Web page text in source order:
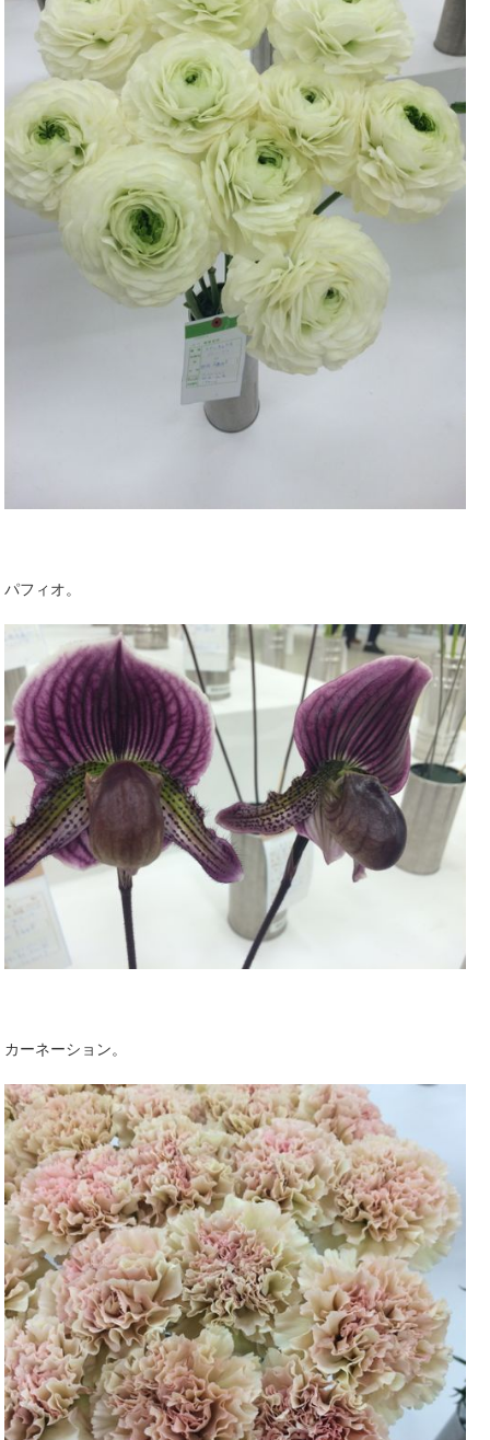
パフィオ。
カーネーション。